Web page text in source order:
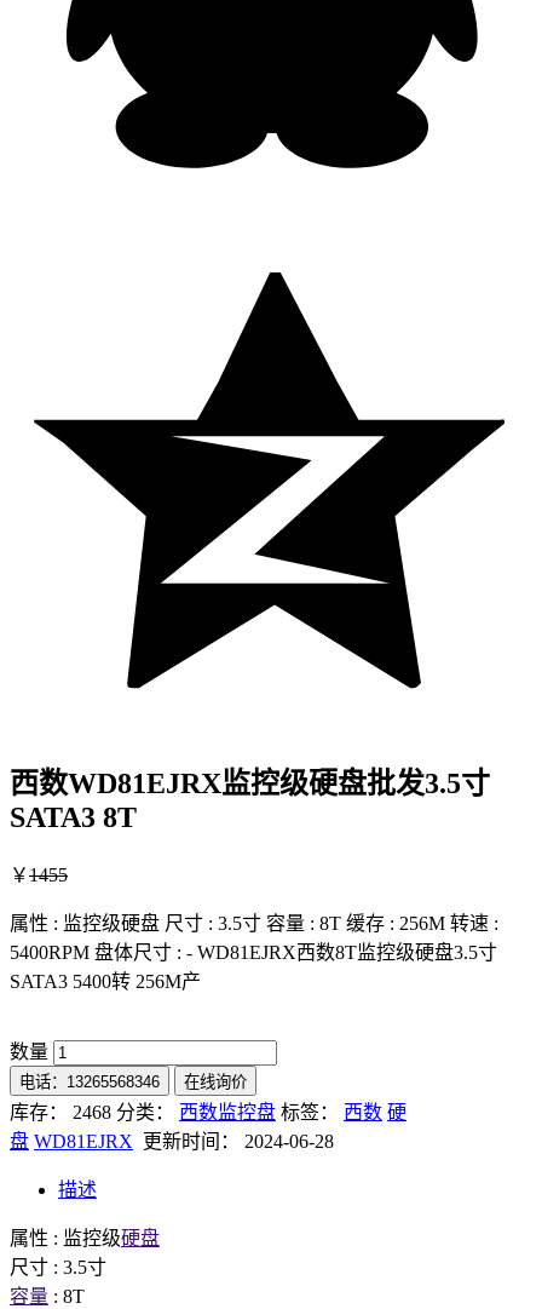
西数WD81EJRX监控级硬盘批发3.5寸
SATA3 8T
￥1455
属性 : 监控级硬盘 尺寸 : 3.5寸 容量 : 8T 缓存 : 256M 转速 :
5400RPM 盘体尺寸 : - WD81EJRX西数8T监控级硬盘3.5寸
SATA3 5400转 256M产
数量
电话：13265568346 在线询价
库存： 2468 分类： 西数监控盘 标签： 西数 硬
盘 WD81EJRX 更新时间： 2024-06-28
描述
属性 : 监控级硬盘
尺寸 : 3.5寸
容量 : 8T